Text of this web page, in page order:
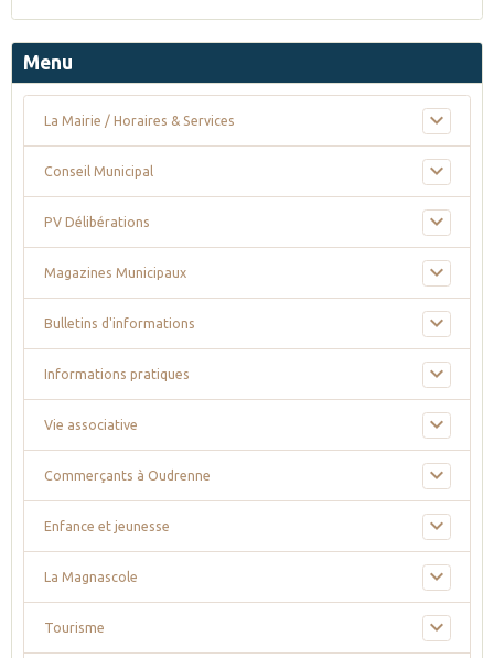
Menu
La Mairie / Horaires & Services
Conseil Municipal
PV Délibérations
Magazines Municipaux
Bulletins d'informations
Informations pratiques
Vie associative
Commerçants à Oudrenne
Enfance et jeunesse
La Magnascole
Tourisme